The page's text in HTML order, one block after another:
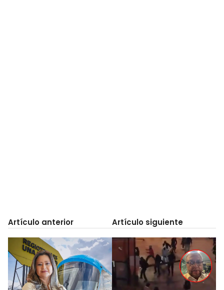
Artículo anterior Artículo siguiente